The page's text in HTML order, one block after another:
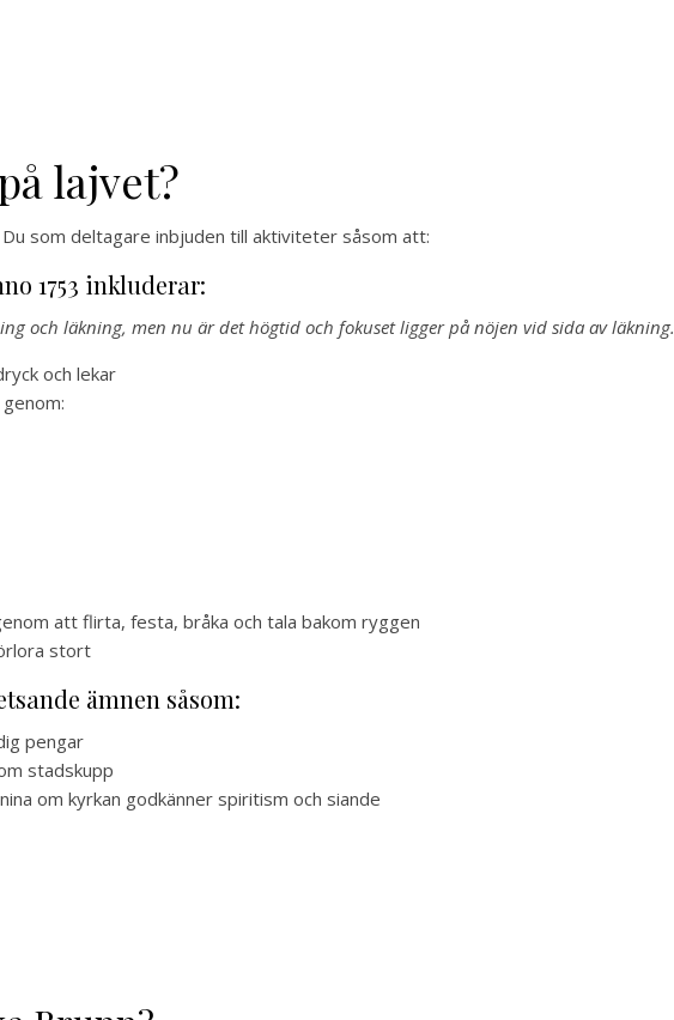
lajvet?
som deltagare inbjuden till aktiviteter såsom att:
1753 inkluderar:
och läkning, men nu är det högtid och fokuset ligger på nöjen vid sida av läkning.
och lekar
att flirta, festa, bråka och tala bakom ryggen
stort
ämnen såsom:
pengar
stadskupp
om kyrkan godkänner spiritism och siande